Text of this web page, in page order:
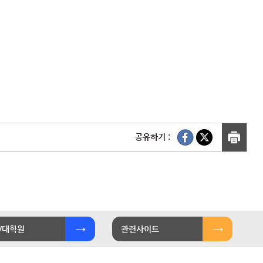
공유하기 :
학원 관련사이트